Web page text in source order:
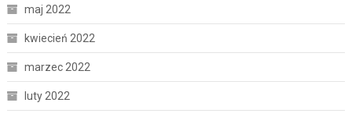
maj 2022
kwiecień 2022
marzec 2022
luty 2022